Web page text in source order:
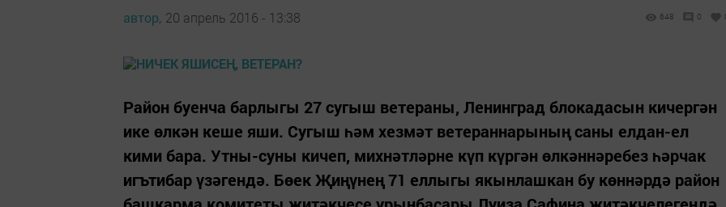
автор, 20 апрель 2016 - 13:38 648 0
Район буенча барлыгы 27 сугыш ветераны, Ленинград блокадасын кичергән
ике өлкән кеше яши. Сугыш һәм хезмәт ветераннарының саны елдан-ел
кими бара. Утны-суны кичеп, михнәтләрне күп күргән өлкәннәребез һәрчак
игътибар үзәгендә. Бөек Җиңүнең 71 еллыгы якынлашкан бу көннәрдә район